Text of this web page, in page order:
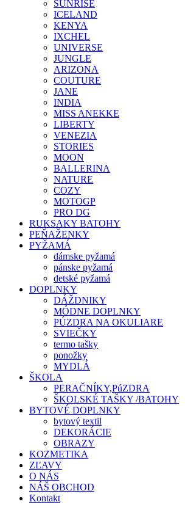
SUNRISE
ICELAND
KENYA
IXCHEL
UNIVERSE
JUNGLE
ARIZONA
COUTURE
JANE
INDIA
MISS ANEKKE
LIBERTY
VENEZIA
STORIES
MOON
BALLERINA
NATURE
COZY
MOTOGP
PRO DG
RUKSAKY BATOHY
PEŇAŽENKY
PYŽAMÁ
dámske pyžamá
pánske pyžamá
detské pyžamá
DOPLNKY
DÁŽDNIKY
MÓDNE DOPLNKY
PÚZDRA NA OKULIARE
SVIEČKY
termo tašky
ponožky
MYDLÁ
ŠKOLA
PERAČNÍKY,PúZDRA
ŠKOLSKÉ TAŠKY /BATOHY
BYTOVÉ DOPLNKY
bytový textil
DEKORÁCIE
OBRAZY
KOZMETIKA
ZĽAVY
O NÁS
NÁŠ OBCHOD
Kontakt